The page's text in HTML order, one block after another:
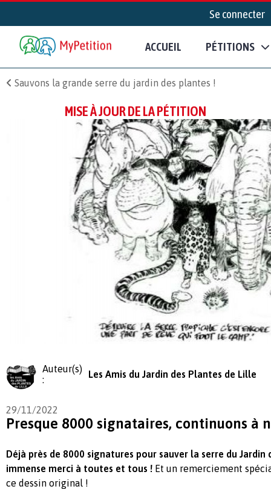
Se connecter
ACCUEIL PÉTITIONS
Sauvons la grande serre du jardin des plantes !
MISE À JOUR DE LA PÉTITION
Auteur(s)
:
Les Amis du Jardin des Plantes de Lille
29/11/2022
Presque 8000 signataires, continuons à
Déjà près de 8000 signatures pour sauver la serre du Jardin
immense merci à toutes et tous ! Et un remerciement
ce dessin original !